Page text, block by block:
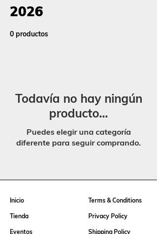
2026
0 productos
Todavía no hay ningún
producto...
Puedes elegir una categoría
diferente para seguir comprando.
Inicio
Tienda
Eventos
Terms & Conditions
Privacy Policy
Shipping Policy